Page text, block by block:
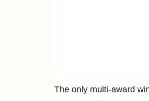
The only multi-award